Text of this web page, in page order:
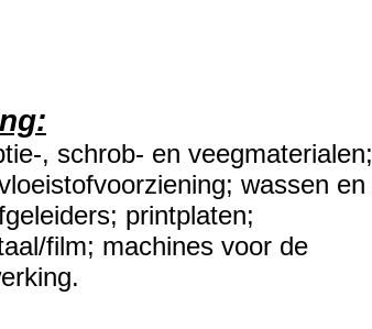
, schrob- en veegmaterialen;
wassen en
printplaten;
film; machines voor de